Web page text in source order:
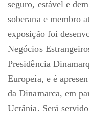
seguro, estável e
soberana e membro
exposição foi
Negócios
Presidência
Europeia, e é
da Dinamarca, em
Ucrânia. Será